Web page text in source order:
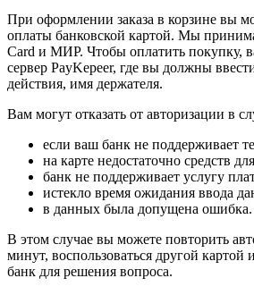
При оформлении заказа в корзине вы
оплаты банковской картой. Мы
Card и МИР. Чтобы оплатить покупку,
сервер PayKepeer, где вы должны
действия, имя держателя.
Вам могут отказать от авторизации в
если ваш банк не поддерживает
на карте недостаточно средств
банк не поддерживает услугу
истекло время ожидания ввода
в данных была допущена ошибка.
В этом случае вы можете повторить
минут, воспользоваться другой картой
банк для решения вопроса.